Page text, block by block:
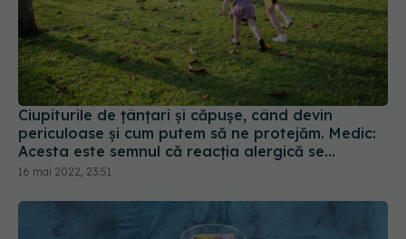
Ciupiturile de țânțari și căpușe, când devin
periculoase și cum putem să ne protejăm. Medic:
Acesta este semnul că reacția alergică se
agravează
16 mai 2022, 23:51